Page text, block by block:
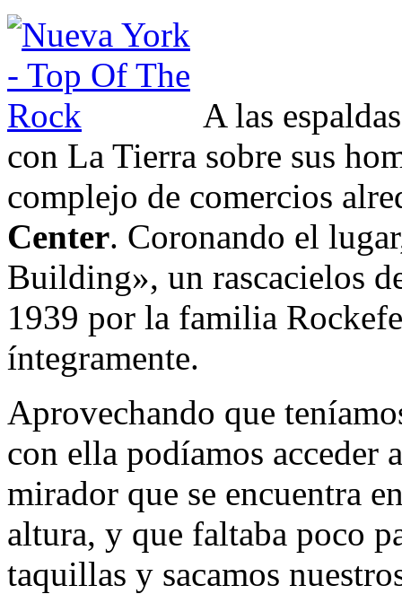
A las
con La Tierra sobre sus
complejo de comercios
Center. Coronando el
Building», un rascacielos
1939 por la familia
íntegramente.
Aprovechando que
con ella podíamos acceder
mirador que se encuentra
altura, y que faltaba poco
taquillas y sacamos